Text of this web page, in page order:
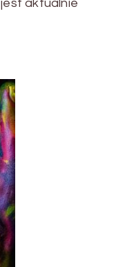
aktualnie